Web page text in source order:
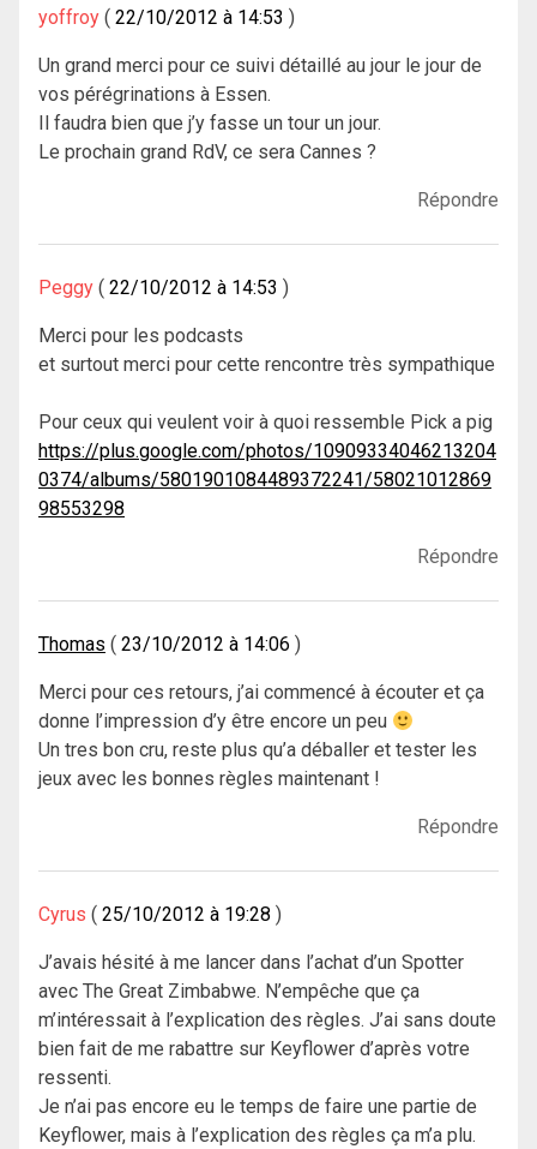
yoffroy 22/10/2012 à 14:53
Un grand merci pour ce suivi détaillé au jour le jour de
vos pérégrinations à Essen.
Il faudra bien que j’y fasse un tour un jour.
Le prochain grand RdV, ce sera Cannes ?
Répondre
Peggy 22/10/2012 à 14:53
Merci pour les podcasts
et surtout merci pour cette rencontre très sympathique
Pour ceux qui veulent voir à quoi ressemble Pick a pig
https://plus.google.com/photos/10909334046213204
0374/albums/5801901084489372241/58021012869
98553298
Répondre
Thomas 23/10/2012 à 14:06
Merci pour ces retours, j’ai commencé à écouter et ça
donne l’impression d’y être encore un peu
Un tres bon cru, reste plus qu’a déballer et tester les
jeux avec les bonnes règles maintenant !
Répondre
Cyrus 25/10/2012 à 19:28
J’avais hésité à me lancer dans l’achat d’un Spotter
avec The Great Zimbabwe. N’empêche que ça
m’intéressait à l’explication des règles. J’ai sans doute
bien fait de me rabattre sur Keyflower d’après votre
ressenti.
Je n’ai pas encore eu le temps de faire une partie de
Keyflower, mais à l’explication des règles ça m’a plu.